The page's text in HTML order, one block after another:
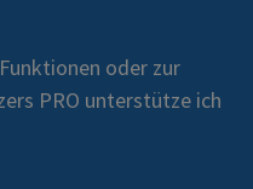
oder zur
PRO unterstütze ich